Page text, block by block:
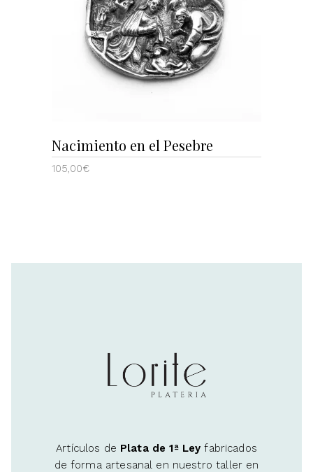
AÑADIR AL CARRITO
Nacimiento en el Pesebre
105,00€
Artículos de Plata de 1ª Ley fabricados
de forma artesanal en nuestro taller en